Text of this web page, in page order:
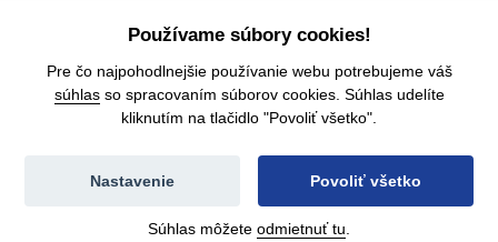
PODPORILI SME KONTAKTY
© 2021 Fond na podporu umenia. Mapa stránok
Používame súbory cookies!
Pre čo najpohodlnejšie používanie webu potrebujeme váš
súhlasso spracovaním súborov cookies. Súhlas udelíte
kliknutím na tlačidlo "Povoliť všetko".
Povoliť všetko
Nastavenie
Súhlas môžete odmietnuť tu